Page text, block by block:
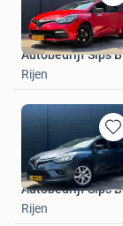
in
Mijn
Autobedrijf Sips
Rijen
in
Mijn
Autobedrijf Sips
Rijen